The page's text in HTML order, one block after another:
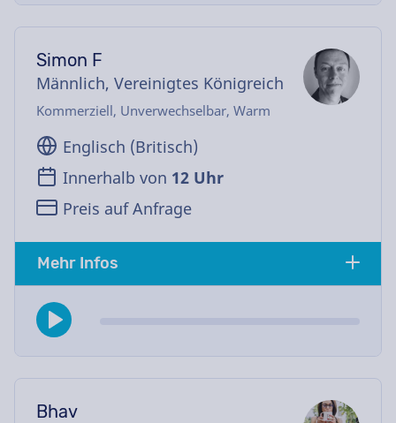
Simon F
Männlich, Vereinigtes Königreich
Kommerziell, Unverwechselbar, Warm
Englisch (Britisch)
Innerhalb von 12 Uhr
Preis auf Anfrage
Mehr Infos
Bhav